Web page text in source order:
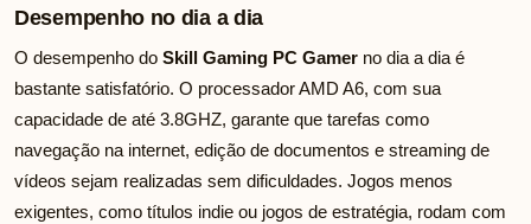
Desempenho no dia a dia
O desempenho do Skill Gaming PC Gamer no dia a dia é
bastante satisfatório. O processador AMD A6, com sua
capacidade de até 3.8GHZ, garante que tarefas como
navegação na internet, edição de documentos e streaming de
vídeos sejam realizadas sem dificuldades. Jogos menos
exigentes, como títulos indie ou jogos de estratégia, rodam com